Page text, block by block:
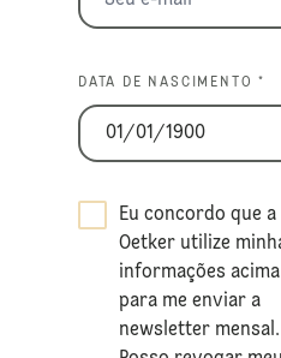
DATA DE NASCIMENTO *
Eu concordo que a
Oetker utilize
informações acima
para me enviar a
newsletter mensal.